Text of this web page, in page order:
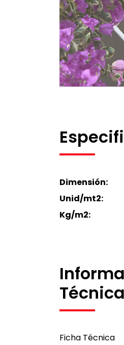
Dimensión:
Unid/mt2:
Kg/m2:
Técnica
Ficha Técnica